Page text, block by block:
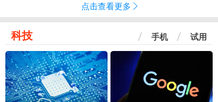
点击查看更多
科技 手机 试用